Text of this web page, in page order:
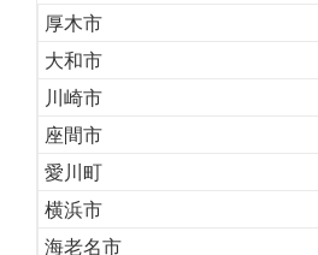
厚木市
大和市
川崎市
座間市
愛川町
横浜市
海老名市